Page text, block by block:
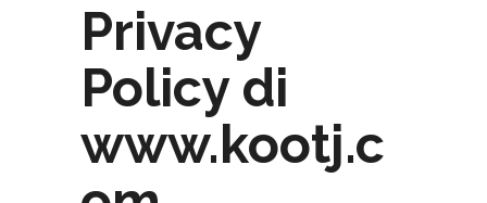
Privacy
Policy di
www.kootj.c